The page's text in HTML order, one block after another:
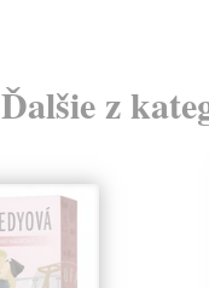
Ďalšie z